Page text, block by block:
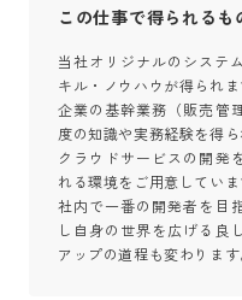
この仕事で得られるも
当社オリジナルのシステ
キル・ノウハウが得られま
企業の基幹業務（販売管
度の知識や実務経験を得ら
クラウドサービスの開発
れる環境をご用意していま
社内で一番の開発者を目
し自身の世界を広げる良
アップの道程も変わります